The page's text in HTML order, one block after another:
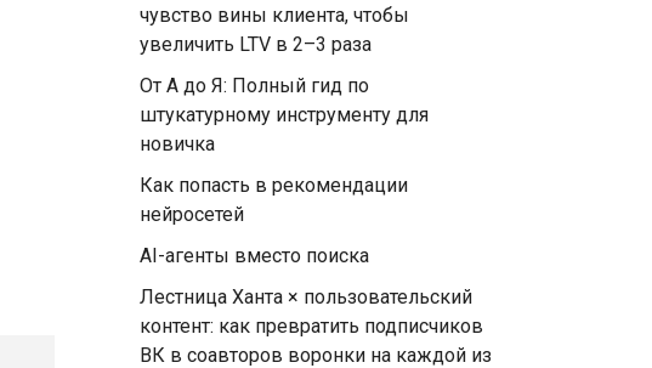
чувство вины клиента, чтобы
увеличить LTV в 2–3 раза
От А до Я: Полный гид по
штукатурному инструменту для
новичка
Как попасть в рекомендации
нейросетей
AI-агенты вместо поиска
Лестница Ханта × пользовательский
контент: как превратить подписчиков
ВК в соавторов воронки на каждой из